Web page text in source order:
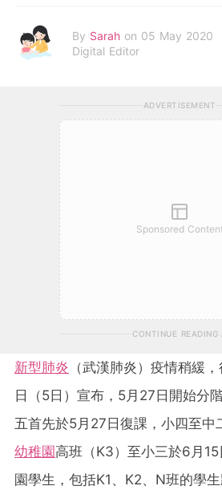
By Sarah on 05 May 2020
Digital Editor
ADVERTISEMENT
Sponsored
CONTINUE READING
新型肺炎 （武漢肺炎）疫情稍緩
日（5日）宣布，5月27日開始分
五首先於5月27日復課，小四至中
幼稚園高班（K3）至小三於6月
園學生，包括K1、K2、N班的學